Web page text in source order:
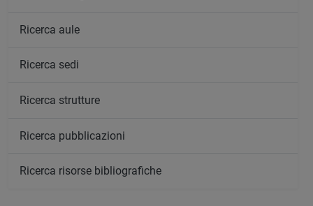
Ricerca aule
Ricerca sedi
Ricerca strutture
Ricerca pubblicazioni
Ricerca risorse bibliografiche